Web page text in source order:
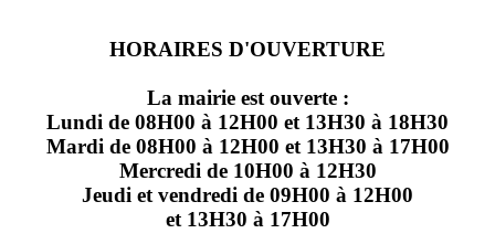
HORAIRES D'OUVERTURE
La mairie est ouverte :
Lundi de 08H00 à 12H00 et 13H30 à 18H30
Mardi de 08H00 à 12H00 et 13H30 à 17H00
Mercredi de 10H00 à 12H30
Jeudi et vendredi de 09H00 à 12H00
et 13H30 à 17H00